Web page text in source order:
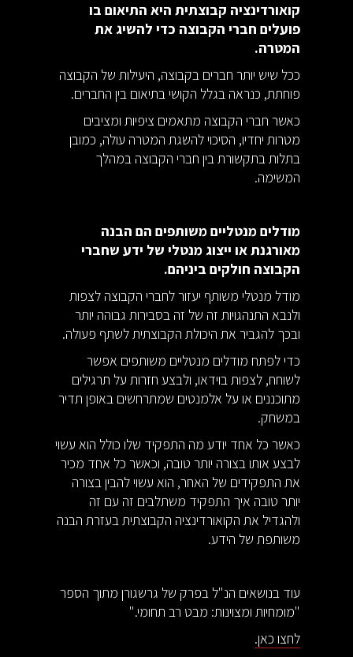
קואורדינציה קבוצתית היא התיאום בו
פועלים חברי הקבוצה כדי להשיג את
המטרה.
ככל שיש יותר חברים בקבוצה, היעילות של הקבוצה
פוחתת, כנראה בגלל הקושי בתיאום בין החברים.
כאשר חברי הקבוצה מתאמים ציפיות ומציבים
מטרות יחדיו, הסיכוי להשגת המטרה עולה, כמובן
בתלות בתקשורת בין חברי הקבוצה במהלך
המשימה.
מודלים מנטליים משותפים הם הבנה
מאורגנת או ייצוג מנטלי של ידע שחברי
הקבוצה חולקים ביניהם.
מודל מנטלי משותף יעזור לחברי הקבוצה לצפות
ולנבא התנהגויות זה של זה בסבירות גבוהה יותר
ובכך להגביר את היכולת הקבוצתית לשתף פעולה.
כדי לפתח מודלים מנטליים משותפים אפשר
לשוחח, לצפות בוידאו, ולבצע חזרות על תרגילים
מתוכננים או על אלמנטים שמתרחשים באופן תדיר
במשחק.
כאשר כל אחד יודע מה התפקיד שלו כולל הוא עשוי
לבצע אותו בצורה יותר טובה, וכאשר כל אחד מכיר
את התפקידים של האחר, הוא עשוי להבין בצורה
יותר טובה איך התפקיד משתלבים זה עם זה
ולהגדיל את הקואורדינציה הקבוצתית בעזרת הבנה
משותפת של הידע.
עוד בנושאים הנ"ל בפרק של גרשגורן מתוך הספר
"מומחיות ומצוינות: מבט רב תחומי."
לחצו כאן.